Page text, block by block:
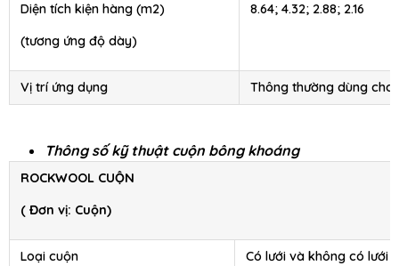
Diện tích kiện hàng (m2)
(tương ứng độ dày)
8.64; 4.32; 2.88; 2.16
Vị trí ứng dụng Thông thường dùng
Thông số kỹ thuật cuộn bông khoáng
ROCKWOOL CUỘN
( Đơn vị: Cuộn)
Loại cuộn Có lưới và không có lưới